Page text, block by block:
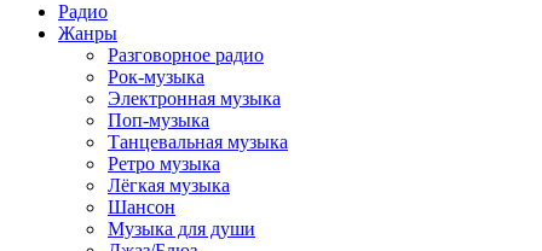
Радио
Жанры
Разговорное радио
Рок-музыка
Электронная музыка
Поп-музыка
Танцевальная музыка
Ретро музыка
Лёгкая музыка
Шансон
Музыка для души